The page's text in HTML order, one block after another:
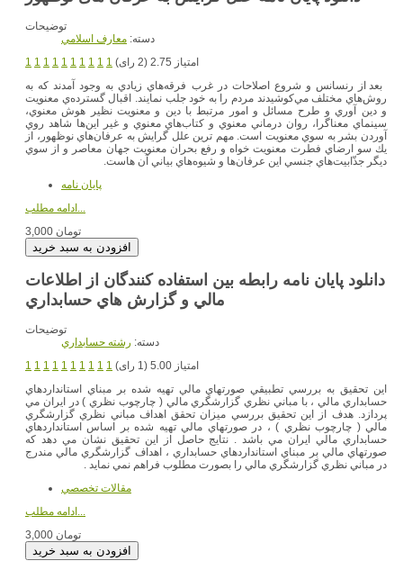
توضیحات
دسته: معارف اسلامي
1 1 1 1 1 1 1 1 1 1
امتیاز 2.75 (2 رای)
بعد از رنسانس و شروع اصلاحات در غرب فرقه‌هاي زيادي به وجود آمدند كه به
روش‌هاي مختلف مي‌كوشيدند مردم را به خود جلب نمايند. اقبال گسترده‌ي معنويت
و دين آوري و طرح مسائل و امور مرتبط با دين و معنويت نظير هوش معنوي،
سينماي معناگرا، روان درماني معنوي و كتاب‌هاي معنوي و غير اين‌ها شاهد روي
آوردن بشر به سوي معنويت است. مهم ترين علل گرايش به عرفان‌هاي نوظهور، از
يك سو ارضاي فطرت معنويت خواه و رفع بحران معنويت جهان معاصر و از سوي
ديگر جذّابيت‌هاي جنسي اين عرفان‌ها و شيوه‌هاي بياني آن هاست.
پایان نامه
3,000 تومان
دانلود پایان نامه رابطه بین استفاده كنندگان از اطلاعات
مالي و گزارش هاي حسابداري
توضیحات
دسته: رشته حسابداري
1 1 1 1 1 1 1 1 1 1
امتیاز 5.00 (1 رای)
اين تحقيق به بررسي تطبيقي صورتهاي مالي تهيه شده بر مبناي استانداردهاي
حسابداري مالي ، با مباني نظري گزارشگري مالي ( چارچوب نظري ) در ايران مي
پردازد. هدف از اين تحقيق بررسي ميزان تحقق اهداف مباني نظري گزارشگري
مالي ( چارچوب نظري ) ، در صورتهاي مالي تهيه شده بر اساس استانداردهاي
حسابداري مالي ايران مي باشد . نتايج حاصل از اين تحقيق نشان مي دهد كه
صورتهاي مالي بر مبناي استانداردهاي حسابداري ، اهداف گزارشگري مالي مندرج
در مباني نظري گزارشگري مالي را بصورت مطلوب فراهم نمي نمايد .
مقالات تخصصي
3,000 تومان